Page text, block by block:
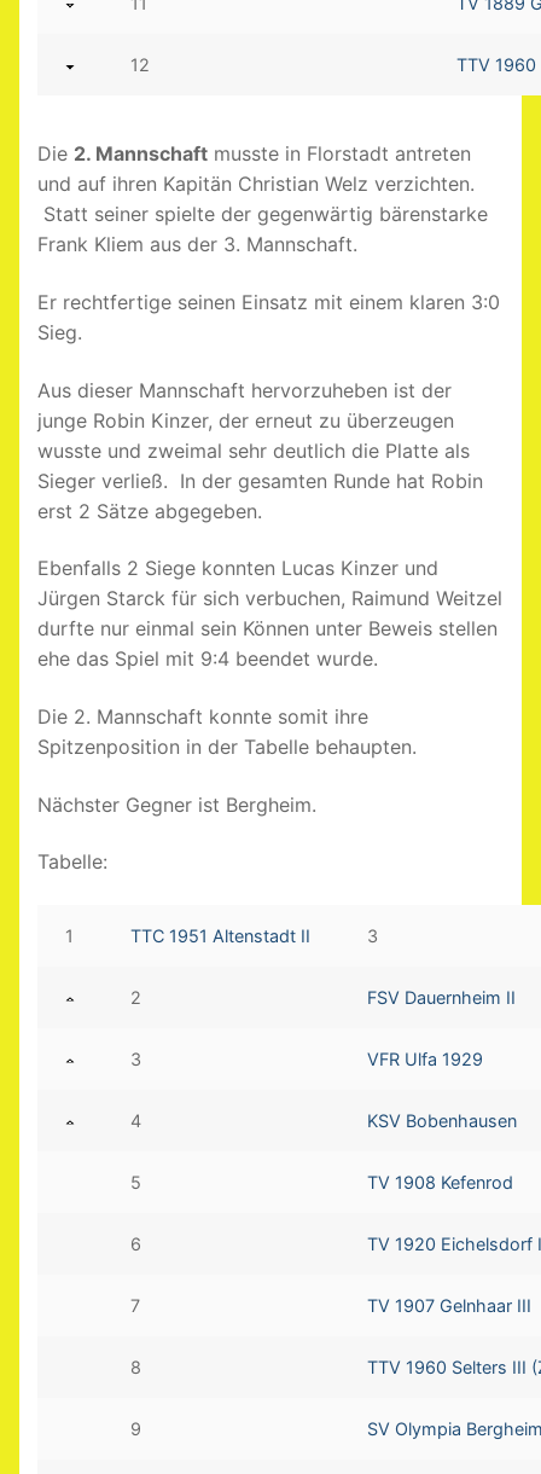
12 TTV 1960
Die 2. Mannschaft musste in Florstadt antreten
und auf ihren Kapitän Christian Welz verzichten.
Statt seiner spielte der gegenwärtig bärenstarke
Frank Kliem aus der 3. Mannschaft.
Er rechtfertige seinen Einsatz mit einem klaren 3:0
Sieg.
Aus dieser Mannschaft hervorzuheben ist der
junge Robin Kinzer, der erneut zu überzeugen
wusste und zweimal sehr deutlich die Platte als
Sieger verließ. In der gesamten Runde hat Robin
erst 2 Sätze abgegeben.
Ebenfalls 2 Siege konnten Lucas Kinzer und
Jürgen Starck für sich verbuchen, Raimund Weitzel
durfte nur einmal sein Können unter Beweis stellen
ehe das Spiel mit 9:4 beendet wurde.
Die 2. Mannschaft konnte somit ihre
Spitzenposition in der Tabelle behaupten.
Nächster Gegner ist Bergheim.
Tabelle:
1 TTC 1951 Altenstadt II 3
2 FSV Dauernheim II
3 VFR Ulfa 1929
4 KSV Bobenhausen
5 TV 1908 Kefenrod
6 TV 1920 Eichelsdorf
7 TV 1907 Gelnhaar III
8 TTV 1960 Selters III
9 SV Olympia